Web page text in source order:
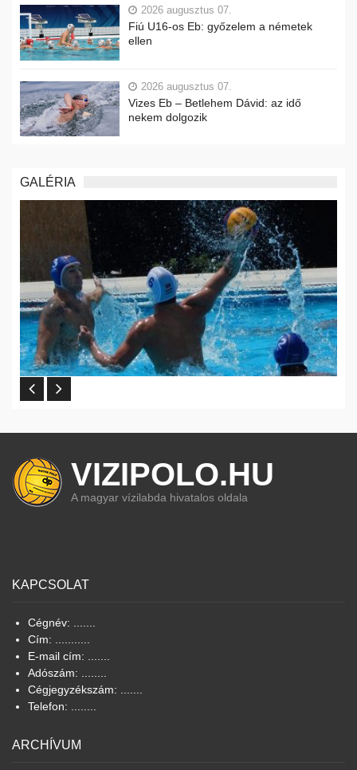
2026 augusztus 07.
Fiú U16-os Eb: győzelem a németek
ellen
2026 augusztus 07.
Vizes Eb – Betlehem Dávid: az idő
nekem dolgozik
GALÉRIA
VIZIPOLO.HU
A magyar vízilabda hivatalos oldala
KAPCSOLAT
Cégnév: .......
Cím: ...........
E-mail cím: .......
Adószám: ........
Cégjegyzékszám: .......
Telefon: ........
ARCHÍVUM